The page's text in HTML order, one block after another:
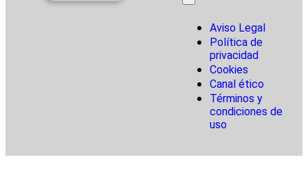
Aviso Legal
Política de
privacidad
Cookies
Canal ético
Términos y
condiciones de
uso